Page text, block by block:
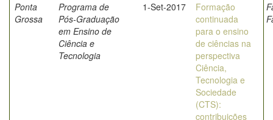
Ponta
Grossa
Programa de
Pós-Graduação
em Ensino de
Ciência e
Tecnologia
1-Set-2017
Formação
continuada
para o ensino
de ciências na
perspectiva
Ciência,
Tecnologia e
Sociedade
(CTS):
contribuições